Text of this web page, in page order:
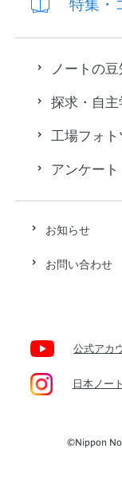
お知らせ
お問い合わせ
公式アカ
日本ノート
特集・
ノートの
探求・自
工場フォト
アンケート
©Nippon